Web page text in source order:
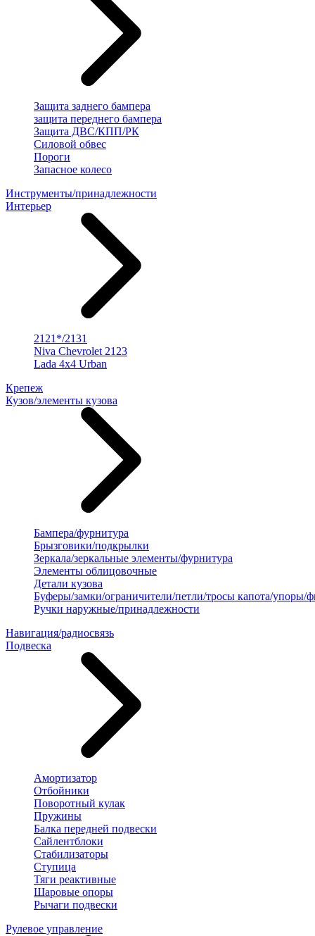
Защита заднего бампера
защита переднего бампера
Защита ДВС/КПП/РК
Силовой обвес
Пороги
Запасное колесо
Инструменты/принадлежности
Интерьер
2121*/2131
Niva Chevrolet 2123
Lada 4x4 Urban
Крепеж
Кузов/элементы кузова
Бампера/фурнитура
Брызговики/подкрылки
Зеркала/зеркальные элементы/фурнитура
Элементы облицовочные
Детали кузова
Буферы/замки/ограничители/петли/тросы капота/упоры/
Ручки наружные/принадлежности
Навигация/радиосвязь
Подвеска
Амортизатор
Отбойники
Поворотный кулак
Пружины
Балка передней подвески
Сайлентблоки
Стабилизаторы
Ступица
Тяги реактивные
Шаровые опоры
Рычаги подвески
Рулевое управление